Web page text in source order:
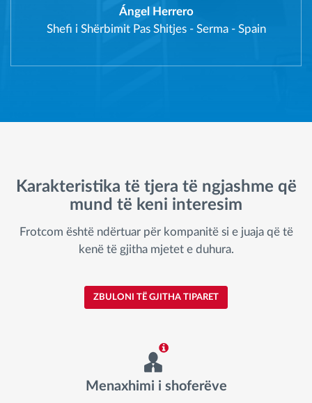
Ángel Herrero
Shefi i Shërbimit Pas Shitjes - Serma - Spain
Karakteristika të tjera të ngjashme që
mund të keni interesim
Frotcom është ndërtuar për kompanitë si e juaja që të
kenë të gjitha mjetet e duhura.
ZBULONI TË GJITHA TIPARET
Menaxhimi i shoferëve